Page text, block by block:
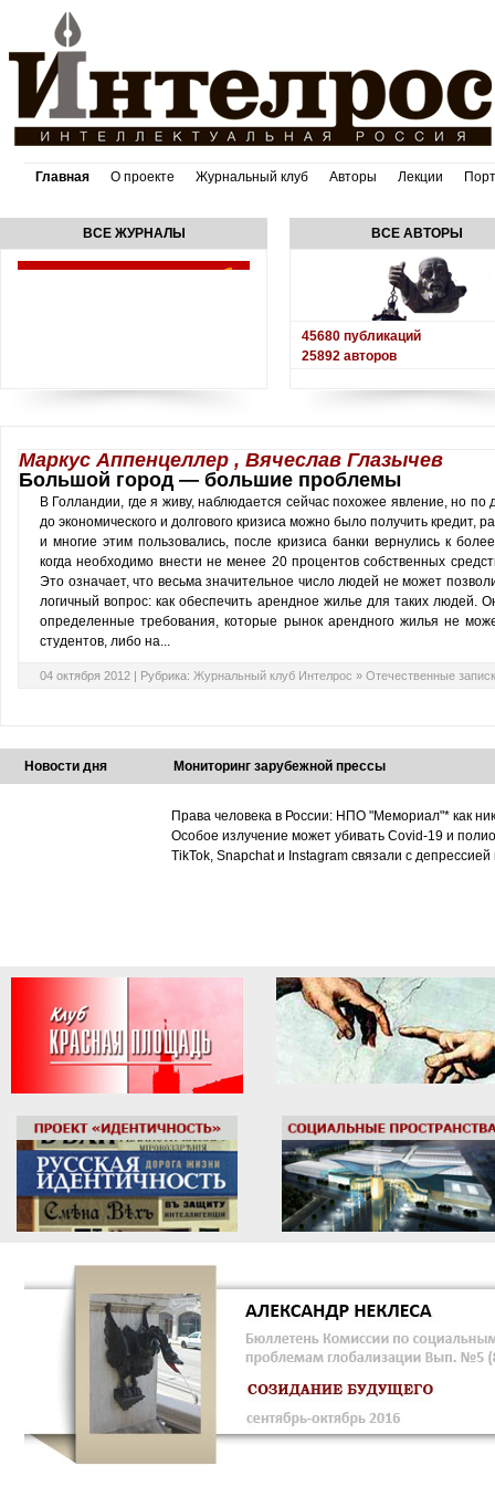
Главная О проекте Журнальный клуб Авторы Лекции
ВСЕ ЖУРНАЛЫ ВСЕ АВТОРЫ
45680 публикаций
25892 авторов
Маркус Аппенцеллер , Вячеслав Глазычев
Большой город — большие проблемы
В Голландии, где я живу, наблюдается сейчас похо­жее явление, но
до эконо­мического и долгового кризиса можно было получить кредит,
и многие этим пользовались, после кри­зиса банки вернулись к
когда необходимо внести не менее 20 процентов собственных
Это означает, что весьма значительное число людей не может
логичный вопрос: как обеспечить арендное жилье для таких людей.
определенные требования, которые рынок арендного жилья не
студентов, либо на...
04 октября 2012 | Рубрика: Журнальный клуб Интелрос » Отечественные
Новости дня Мониторинг зарубежной прессы
Права человека в России: НПО "Мемориал"* как
Особое излучение может убивать Covid-19 и
TikTok, Snapchat и Instagram связали с